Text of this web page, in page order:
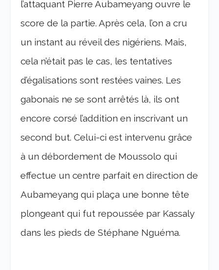
l’attaquant Pierre Aubameyang ouvre le
score de la partie. Après cela, l’on a cru
un instant au réveil des nigériens. Mais,
cela n’était pas le cas, les tentatives
d’égalisations sont restées vaines. Les
gabonais ne se sont arrêtés là, ils ont
encore corsé l’addition en inscrivant un
second but. Celui-ci est intervenu grâce
à un débordement de Moussolo qui
effectue un centre parfait en direction de
Aubameyang qui plaça une bonne tête
plongeant qui fut repoussée par Kassaly
dans les pieds de Stéphane Nguéma.